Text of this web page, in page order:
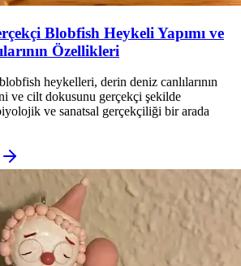
Blobfish Heykeli Yapımı ve
Özellikleri
heykelleri, derin deniz canlılarının
ve cilt dokusunu gerçekçi şekilde
ve sanatsal gerçekçiliği bir arada